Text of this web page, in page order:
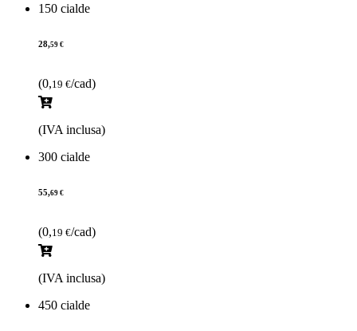
150 cialde
28,59 €
(0,19 €/cad)
(IVA inclusa)
300 cialde
55,69 €
(0,19 €/cad)
(IVA inclusa)
450 cialde